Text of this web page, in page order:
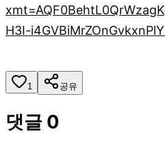
H3I-
1 공유
댓글 0